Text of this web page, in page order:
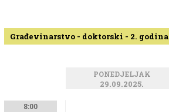
Građevinarstvo - doktorski - 2. godina
PONEDJELJAK
29.09.2025.
8:00